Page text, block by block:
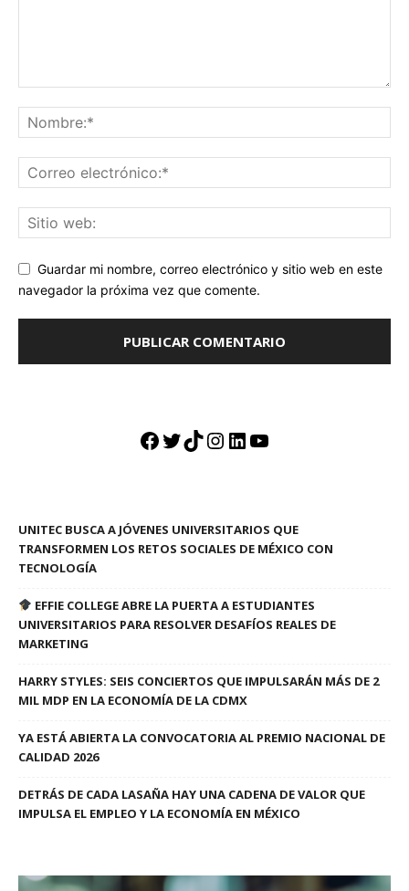
Guardar mi nombre, correo electrónico y sitio web en este
navegador la próxima vez que comente.
Facebook
Twitter
TikTok
Instagram
LinkedIn
YouTube
UNITEC BUSCA A JÓVENES UNIVERSITARIOS QUE
TRANSFORMEN LOS RETOS SOCIALES DE MÉXICO CON
TECNOLOGÍA
EFFIE COLLEGE ABRE LA PUERTA A ESTUDIANTES
UNIVERSITARIOS PARA RESOLVER DESAFÍOS REALES DE
MARKETING
HARRY STYLES: SEIS CONCIERTOS QUE IMPULSARÁN MÁS DE 2
MIL MDP EN LA ECONOMÍA DE LA CDMX
YA ESTÁ ABIERTA LA CONVOCATORIA AL PREMIO NACIONAL DE
CALIDAD 2026
DETRÁS DE CADA LASAÑA HAY UNA CADENA DE VALOR QUE
IMPULSA EL EMPLEO Y LA ECONOMÍA EN MÉXICO